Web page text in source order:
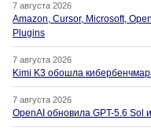
7 августа 2026
Amazon, Cursor, Microsoft,
Plugins
7 августа 2026
Kimi K3 обошла
7 августа 2026
OpenAI обновила GPT-5.6 Sol